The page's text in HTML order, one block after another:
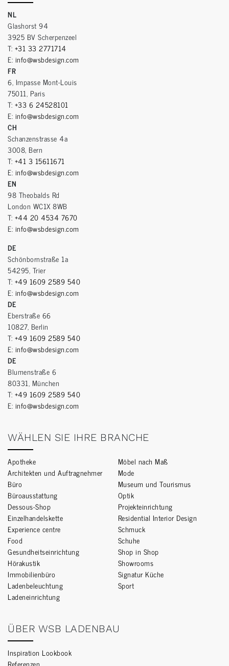
NL
Glashorst 94
3925 BV Scherpenzeel
T: +31 33 2771714
E: info@wsbdesign.com
FR
6, Impasse Mont-Louis
75011, Paris
T: +33 6 24528101
E: info@wsbdesign.com
CH
Schanzenstrasse 4a
3008, Bern
T: +41 3 15611671
E: info@wsbdesign.com
EN
98 Theobalds Rd
London WC1X 8WB
T: +44 20 4534 7670
E: info@wsbdesign.com
DE
Schönbornstraße 1a
54295, Trier
T: +49 1609 2589 540
E: info@wsbdesign.com
DE
Eberstraße 66
10827, Berlin
T: +49 1609 2589 540
E: info@wsbdesign.com
DE
Blumenstraße 6
80331, München
T: +49 1609 2589 540
E: info@wsbdesign.com
WÄHLEN SIE IHRE BRANCHE
Apotheke
Architekten und Auftragnehmer
Büro
Büroausstattung
Dessous-Shop
Einzelhandelskette
Experience centre
Food
Gesundheitseinrichtung
Hörakustik
Immobilienbüro
Ladenbeleuchtung
Ladeneinrichtung
Möbel nach Maß
Mode
Museum und Tourismus
Optik
Projekteinrichtung
Residential Interior Design
Schmuck
Schuhe
Shop in Shop
Showrooms
Signatur Küche
Sport
ÜBER WSB LADENBAU
Inspiration Lookbook